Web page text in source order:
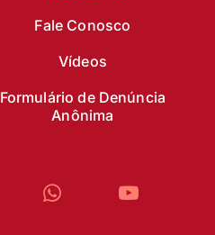
Fale Conosco
Vídeos
Formulário de Denúncia
Anônima